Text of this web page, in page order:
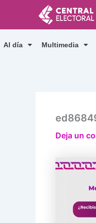
contenido
Al día Multimedia
Deja un